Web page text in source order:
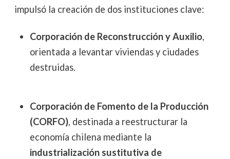
impulsó la creación de dos instituciones clave:
Corporación de Reconstrucción y Auxilio,
orientada a levantar viviendas y ciudades
destruidas.
Corporación de Fomento de la Producción
(CORFO), destinada a reestructurar la
economía chilena mediante la
industrialización sustitutiva de